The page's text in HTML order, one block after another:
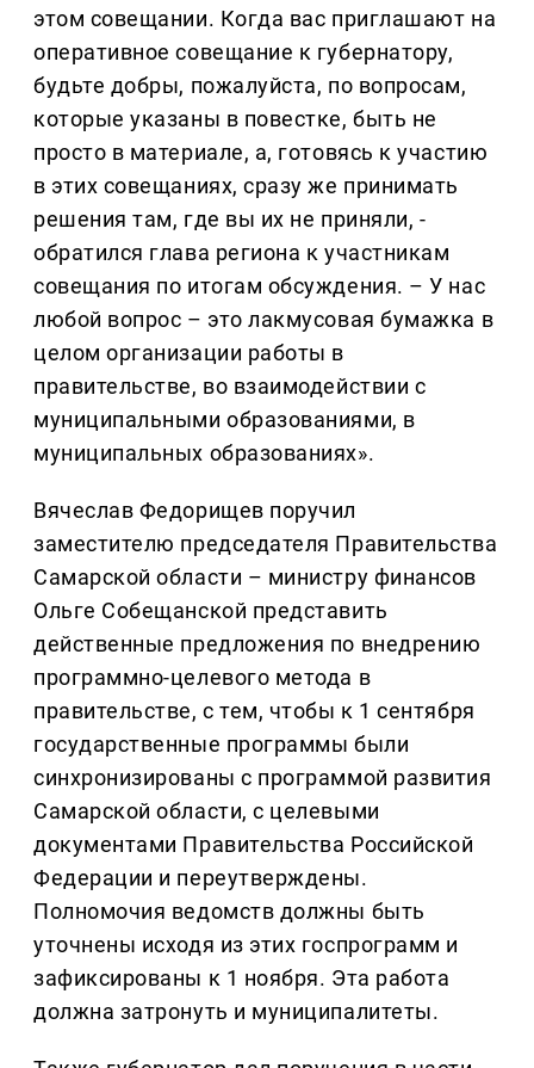
этом совещании. Когда вас приглашают на
оперативное совещание к губернатору,
будьте добры, пожалуйста, по вопросам,
которые указаны в повестке, быть не
просто в материале, а, готовясь к участию
в этих совещаниях, сразу же принимать
решения там, где вы их не приняли, -
обратился глава региона к участникам
совещания по итогам обсуждения. – У нас
любой вопрос – это лакмусовая бумажка в
целом организации работы в
правительстве, во взаимодействии с
муниципальными образованиями, в
муниципальных образованиях».
Вячеслав Федорищев поручил
заместителю председателя Правительства
Самарской области – министру финансов
Ольге Собещанской представить
действенные предложения по внедрению
программно-целевого метода в
правительстве, с тем, чтобы к 1 сентября
государственные программы были
синхронизированы с программой развития
Самарской области, с целевыми
документами Правительства Российской
Федерации и переутверждены.
Полномочия ведомств должны быть
уточнены исходя из этих госпрограмм и
зафиксированы к 1 ноября. Эта работа
должна затронуть и муниципалитеты.